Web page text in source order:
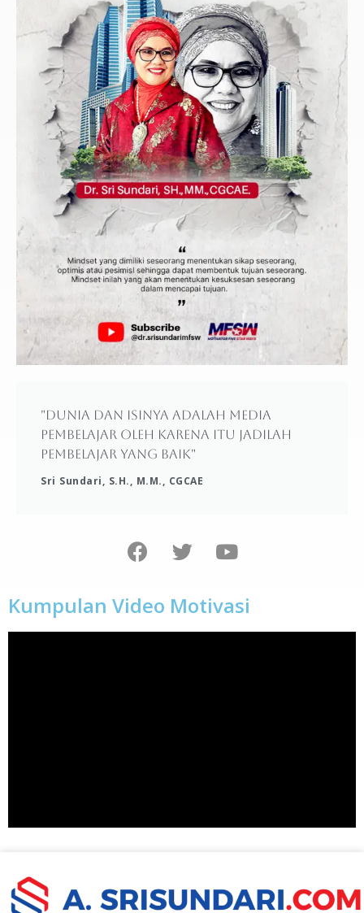
"Dunia dan isinya adalah media
pembelajar oleh karena itu jadilah
pembelajar yang baik"
Sri Sundari, S.H., M.M., CGCAE
Kumpulan Video Motivasi